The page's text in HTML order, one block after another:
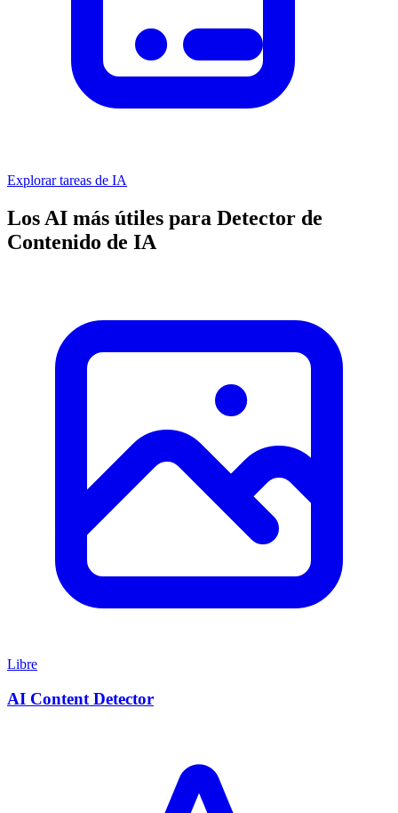
Explorar tareas de IA
Los AI más útiles para Detector de
Contenido de IA
Libre
AI Content Detector